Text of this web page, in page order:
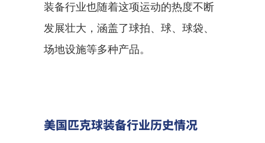
装备行业也随着这项运动的热度不断
发展壮大，涵盖了球拍、球、球袋、
场地设施等多种产品。
美国匹克球装备行业历史情况